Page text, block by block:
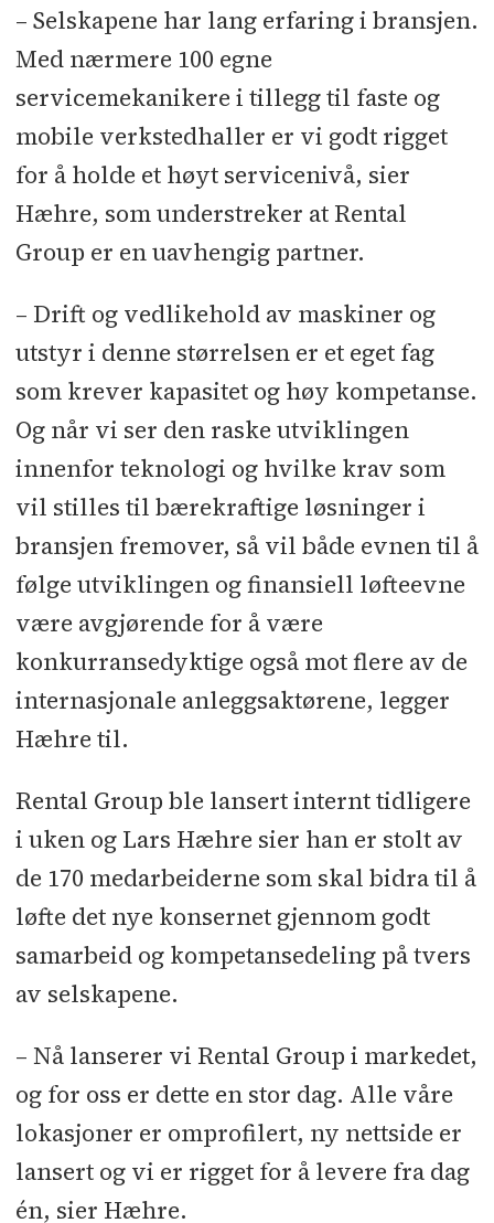
– Selskapene har lang erfaring i bransjen.
Med nærmere 100 egne
servicemekanikere i tillegg til faste og
mobile verkstedhaller er vi godt rigget
for å holde et høyt servicenivå, sier
Hæhre, som understreker at Rental
Group er en uavhengig partner.
– Drift og vedlikehold av maskiner og
utstyr i denne størrelsen er et eget fag
som krever kapasitet og høy kompetanse.
Og når vi ser den raske utviklingen
innenfor teknologi og hvilke krav som
vil stilles til bærekraftige løsninger i
bransjen fremover, så vil både evnen til å
følge utviklingen og finansiell løfteevne
være avgjørende for å være
konkurransedyktige også mot flere av de
internasjonale anleggsaktørene, legger
Hæhre til.
Rental Group ble lansert internt tidligere
i uken og Lars Hæhre sier han er stolt av
de 170 medarbeiderne som skal bidra til å
løfte det nye konsernet gjennom godt
samarbeid og kompetansedeling på tvers
av selskapene.
– Nå lanserer vi Rental Group i markedet,
og for oss er dette en stor dag. Alle våre
lokasjoner er omprofilert, ny nettside er
lansert og vi er rigget for å levere fra dag
én, sier Hæhre.